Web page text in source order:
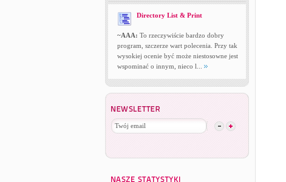
Directory List & Print
~AAA: To rzeczywiście bardzo dobry
program, szczerze wart polecenia. Przy tak
wysokiej ocenie być może niestosowne jest
wspominać o innym, nieco l...